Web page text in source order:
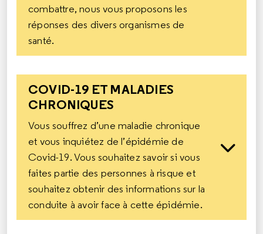
combattre, nous vous proposons les
réponses des divers organismes de
santé.
COVID-19 ET MALADIES
CHRONIQUES
Vous souffrez d’une maladie chronique
et vous inquiétez de l’épidémie de
Covid-19. Vous souhaitez savoir si vous
faites partie des personnes à risque et
souhaitez obtenir des informations sur la
conduite à avoir face à cette épidémie.